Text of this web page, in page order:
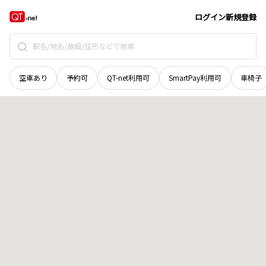
ログイン新規登録
空車あり 予約可 QT-net利用可 SmartPay利用可 車椅子
岩手県